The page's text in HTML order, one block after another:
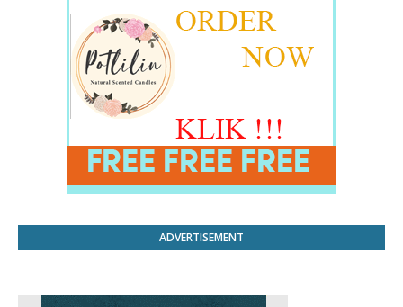
ADVERTISEMENT